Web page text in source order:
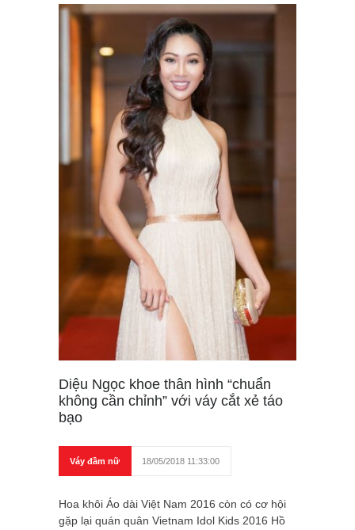
Diệu Ngọc khoe thân hình “chuẩn
không cần chỉnh” với váy cắt xẻ táo
bạo
Váy đầm nữ 18/05/2018 11:33:00
Hoa khôi Áo dài Việt Nam 2016 còn có cơ hội
gặp lại quán quân Vietnam Idol Kids 2016 Hồ